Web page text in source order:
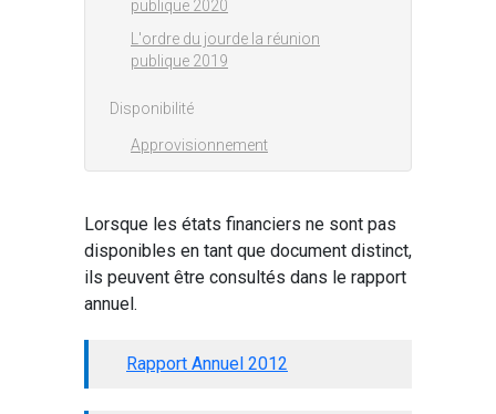
Lorsque les états financiers ne sont pas
disponibles en tant que document distinct,
ils peuvent être consultés dans le rapport
annuel.
Rapport Annuel 2012
publique 2020
L'ordre du jourde la réunion
publique 2019
Disponibilité
Approvisionnement